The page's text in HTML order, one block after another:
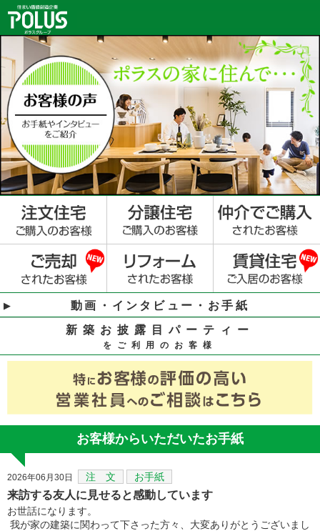
動画・インタビュー・お手紙
新築お披露目パーティー
をご利用のお客様
お客様からいただいたお手紙
2026年06月30日 注 文 お手紙
来訪する友人に見せると感動しています
お世話になります。
我が家の建築に関わって下さった方々、大変ありがとうございまし